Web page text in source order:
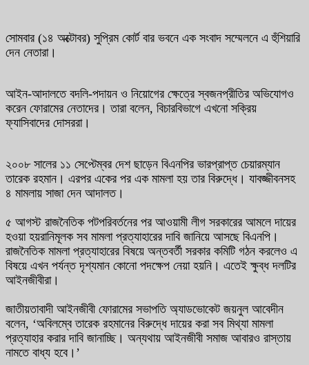
সোমবার (১৪ অক্টোবর) সুপ্রিম কোর্ট বার ভবনে এক সংবাদ সম্মেলনে এ হুঁশিয়ারি
দেন নেতারা।
আইন-আদালতে বদলি-পদায়ন ও নিয়োগের ক্ষেত্রে স্বজনপ্রীতির অভিযোগও
করেন ফোরামের নেতাদের। তারা বলেন, বিচারবিভাগে এখনো সক্রিয়
ফ্যাসিবাদের দোসররা।
২০০৮ সালের ১১ সেপ্টেম্বর দেশ ছাড়েন বিএনপির ভারপ্রাপ্ত চেয়ারম্যান
তারেক রহমান। এরপর একের পর এক মামলা হয় তার বিরুদ্ধে। যাবজ্জীবনসহ
৪ মামলায় সাজা দেন আদালত।
৫ আগস্ট রাজনৈতিক পটপরিবর্তনের পর আওয়ামী লীগ সরকারের আমলে দায়ের
হওয়া হয়রানিমূলক সব মামলা প্রত্যাহারের দাবি জানিয়ে আসছে বিএনপি।
রাজনৈতিক মামলা প্রত্যাহারের বিষয়ে অন্তবর্তী সরকার কমিটি গঠন করলেও এ
বিষয়ে এখন পর্যন্ত দৃশ্যমান কোনো পদক্ষেপ নেয়া হয়নি। এতেই ক্ষুব্ধ দলটির
আইনজীবীরা।
জাতীয়তাবাদী আইনজীবী ফোরামের সভাপতি অ্যাডভোকেট জয়নুল আবেদীন
বলেন, ‘অবিলম্বে তারেক রহমানের বিরুদ্ধে দায়ের করা সব মিথ্যা মামলা
প্রত্যাহার করার দাবি জানাচ্ছি। অন্যথায় আইনজীবী সমাজ আবারও রাস্তায়
নামতে বাধ্য হবে।’